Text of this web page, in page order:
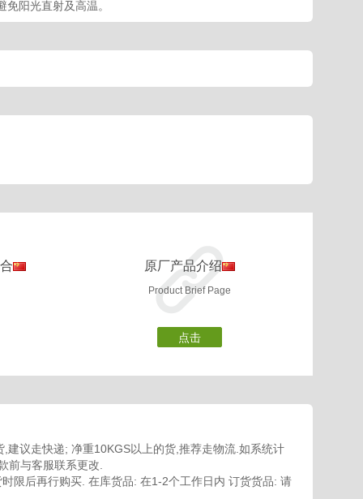
阳光直射及高温。
原厂产品介绍
Product Brief Page
点击
建议走快递; 净重10KGS以上的货,推荐走物流.如系统计
前与客服联系更改.
限后再行购买. 在库货品: 在1-2个工作日内 订货货品: 请